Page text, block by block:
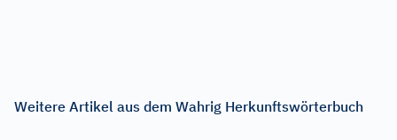
Weitere Artikel aus dem Wahrig Herkunftswörterbuch